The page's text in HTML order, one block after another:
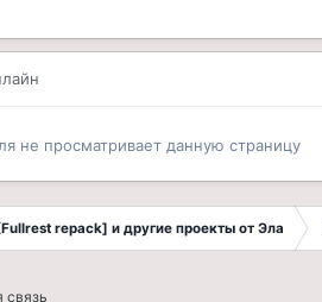
не просматривает данную страницу
repack] и другие проекты от Эла
связь